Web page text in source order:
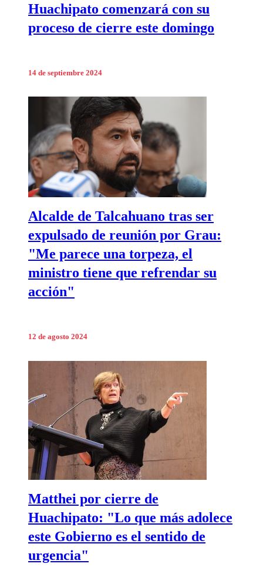
Huachipato comenzará con su
proceso de cierre este domingo
14 de septiembre 2024
Alcalde de Talcahuano tras ser
expulsado de reunión por Grau:
"Me parece una torpeza, el
ministro tiene que refrendar su
acción"
12 de agosto 2024
Matthei por cierre de
Huachipato: "Lo que más adolece
este Gobierno es el sentido de
urgencia"